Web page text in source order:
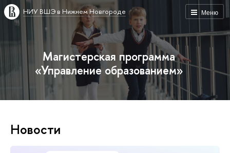
Меню
НИУ ВШЭ в Нижнем Новгороде
Магистерская программа
«Управление образованием»
Новости